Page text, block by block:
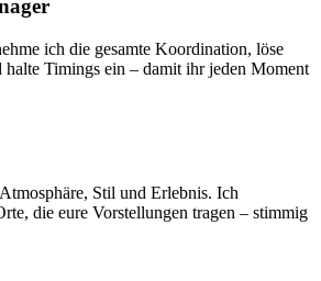
ich die gesamte Koordination, löse
halte Timings ein – damit ihr jeden Moment
Stil und Erlebnis. Ich
die eure Vorstellungen tragen – stimmig